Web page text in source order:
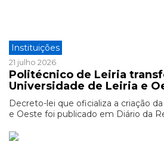
Instituições
21 julho 2026
Politécnico de Leiria
Universidade de Leiria e
Decreto-lei que oficializa a criação
e Oeste foi publicado em Diário da